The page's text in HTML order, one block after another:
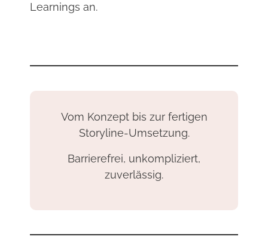
Learnings an.
Vom Konzept bis zur fertigen
Storyline-Umsetzung.
Barrierefrei, unkompliziert,
zuverlässig.